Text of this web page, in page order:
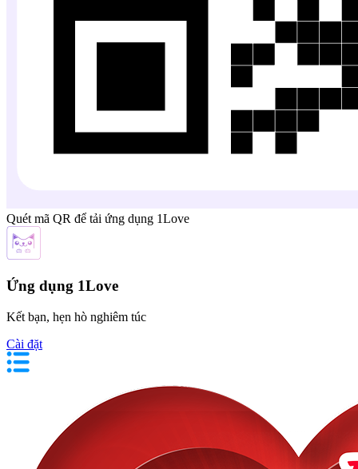
Quét mã QR để tải ứng dụng 1Love
Ứng dụng 1Love
Kết bạn, hẹn hò nghiêm túc
Cài đặt